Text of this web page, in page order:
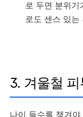
로 두면 분위기
로도 센스 있는
3. 겨울철
나이 들수록 챙겨